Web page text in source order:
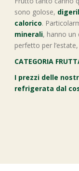
sono golose,
calorico.
minerali, hanno
perfetto per
CATEGORIA
I prezzi delle
refrigerata dal